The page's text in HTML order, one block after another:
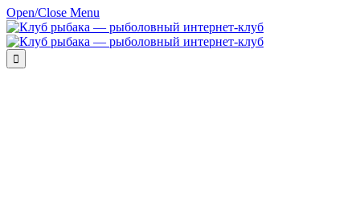
Open/Close Menu
